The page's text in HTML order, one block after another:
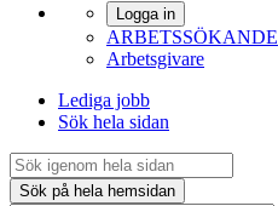
Logga in
ARBETSSÖKANDE
Arbetsgivare
Lediga jobb
Sök hela sidan